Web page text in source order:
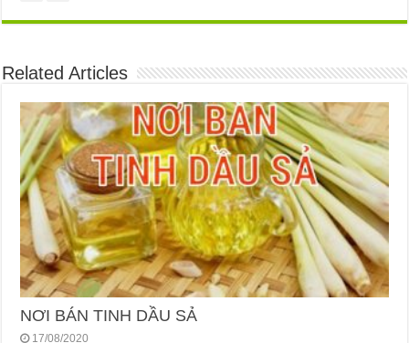
Related Articles
NƠI BÁN TINH DẦU SẢ
17/08/2020